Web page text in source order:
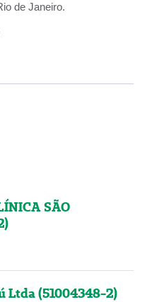
de Janeiro.
SÃO
Ltda (51004348-2)